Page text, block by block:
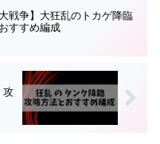
戦争】大狂乱のトカゲ降臨
すすめ編成
攻